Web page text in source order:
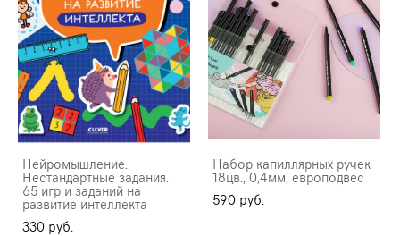
Нейромышление.
Нестандартные задания.
65 игр и заданий на
развитие интеллекта
330 pуб.
Набор капиллярных ручек
18цв., 0,4мм, европодвес
590 pуб.